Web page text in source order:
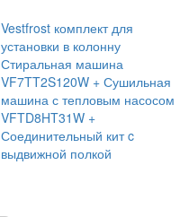
Vestfrost комплект для
установки в колонну
Стиральная машина
VF7TT2S120W + Сушильная
машина с тепловым насосом
VFTD8HT31W +
Соединительный кит c
выдвижной полкой